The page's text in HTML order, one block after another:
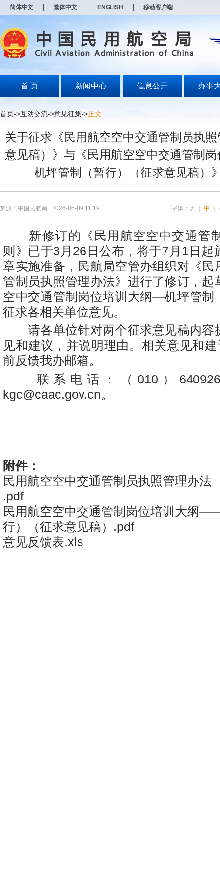
简体中文 繁体中文 ENGLISH 移动客户端
首 页 新闻中心 信息公开 办事
首页->互动交流->意见征集->正文
关于征求《民用航空空中交通管制员执
意见稿）》与《民用航空空中交通管制
机坪管制（暂行）（征求意见稿）
来源：中国民航局 2026-05-09 11:19 字体： 大 中
新修订的《民用航空空中交通管
则》已于3月26日公布，将于7月1日起
章实施准备，民航局空管办组织对《民
管制员执照管理办法》进行了修订，起
空中交通管制岗位培训大纲—机坪管制
征求各相关单位意见。
请各单位针对两个征求意见稿内容
见和建议，并说明理由。相关意见和
前反馈我办邮箱。
联系电话：（010）
kgc@caac.gov.cn。
附件：
民用航空空中交通管制员执照管理办法
.pdf
民用航空空中交通管制岗位培训大纲
行）（征求意见稿）.pdf
意见反馈表.xls
打
开
无
障
说
按
Alt
波
浪
键
打
式